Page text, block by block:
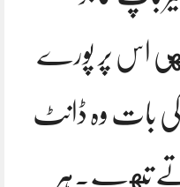
اس پر پورے
کی بات وہ ڈانٹ
تهے.ہر